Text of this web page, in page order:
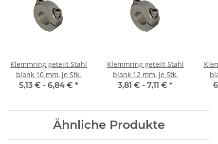
Klemmring geteilt Stahl
blank 10 mm, je Stk.
5,13 € - 6,84 € *
Klemmring geteilt Stahl
blank 12 mm, je Stk.
3,81 € - 7,11 € *
Ähnliche Produkte